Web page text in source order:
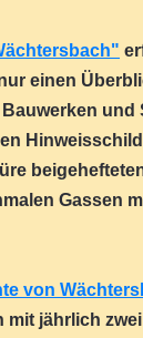
einen
Gassen
von
jährlich